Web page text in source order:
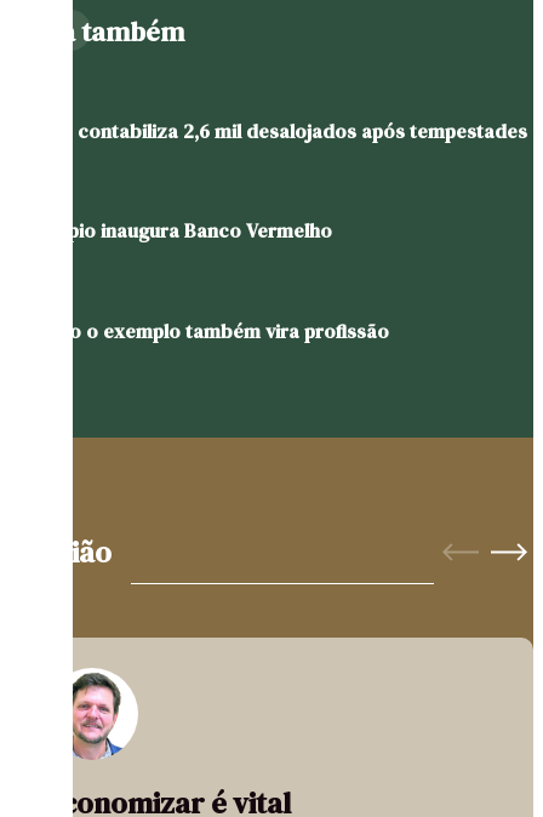
Leia também
Estado contabiliza 2,6 mil desalojados após tempestades
Município inaugura Banco Vermelho
Quando o exemplo também vira profissão
Opinião
Economizar é vital